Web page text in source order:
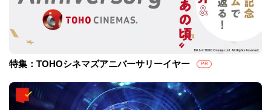
特集：TOHOシネマズアニバーサリーイヤー PR